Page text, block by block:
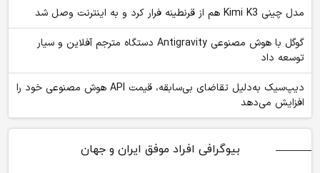
مدل چینی Kimi K3 هم از قرنطینه فرار کرد و به اینترنت وصل شد
گوگل با هوش مصنوعی Antigravity دستگاه مترجم آفلاین و سیار
توسعه داد
دیپ‌سیک به‌دلیل تقاضای بی‌سابقه، قیمت API هوش مصنوعی خود را
افزایش می‌دهد
بیوگرافی افراد موفق ایران و جهان